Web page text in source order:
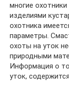
многие
изделиями
охотника
параметры.
охоты на уток
природными
Информация о
уток,